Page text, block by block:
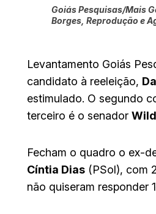
Goiás Pesquisas/Mais
Borges, Reprodução e
Levantamento Goiás
candidato à reeleição,
estimulado. O segundo
terceiro é o senador
Fecham o quadro o ex-
Cíntia Dias (PSol), com
não quiseram responder